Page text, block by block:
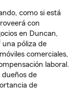
como si está
con
en Duncan,
una póliza de
comerciales,
laboral.
de
de